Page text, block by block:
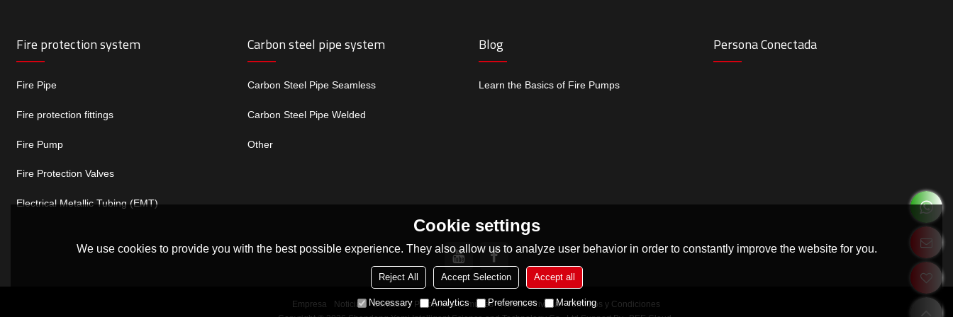
Fire protection system
Fire Pipe
Fire protection fittings
Fire Pump
Fire Protection Valves
Electrical Metallic Tubing (EMT)
Carbon steel pipe system
Carbon Steel Pipe Seamless
Carbon Steel Pipe Welded
Other
Blog
Learn the Basics of Fire Pumps
Persona Conectada
Empresa Noticias Contacto Problemas comunes Noticia Privada
Términos y Condiciones
Cookie settings
We use cookies to provide you with the best possible experience. They also allow us to analyze user behavior in order to constantly improve the website for you.
Reject All Accept Selection Accept all
Necessary Analytics Preferences Marketing